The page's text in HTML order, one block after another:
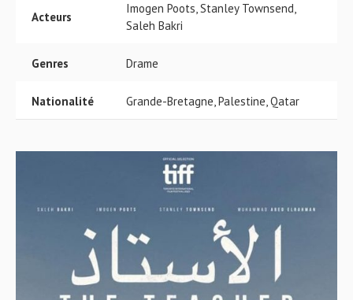
Acteurs
Imogen Poots, Stanley Townsend,
Saleh Bakri
Genres Drame
Nationalité Grande-Bretagne, Palestine, Qatar